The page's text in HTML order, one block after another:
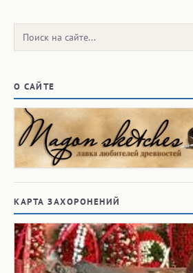
Поиск:
О САЙТЕ
КАРТА ЗАХОРОНЕНИЙ